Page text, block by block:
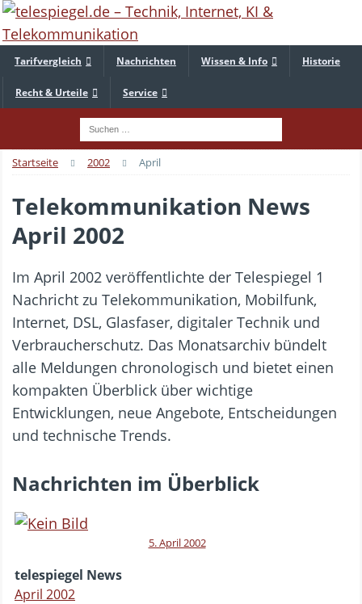
Tarifvergleich Nachrichten Wissen & Info Historie
Recht & Urteile Service
Startseite 2002 April
Telekommunikation News
April 2002
Im April 2002 veröffentlichte der Telespiegel 1
Nachricht zu Telekommunikation, Mobilfunk,
Internet, DSL, Glasfaser, digitaler Technik und
Verbraucherschutz. Das Monatsarchiv bündelt
alle Meldungen chronologisch und bietet einen
kompakten Überblick über wichtige
Entwicklungen, neue Angebote, Entscheidungen
und technische Trends.
Nachrichten im Überblick
5. April 2002
telespiegel News
April 2002